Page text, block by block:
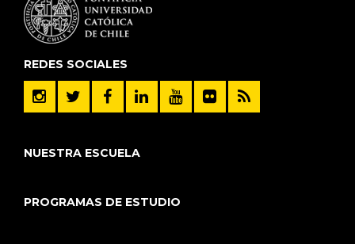
REDES SOCIALES
NUESTRA ESCUELA
PROGRAMAS DE ESTUDIO